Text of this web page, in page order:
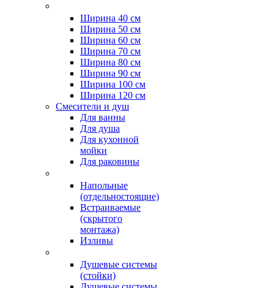
Ширина 40 см
Ширина 50 см
Ширина 60 см
Ширина 70 см
Ширина 80 см
Ширина 90 см
Ширина 100 см
Ширина 120 см
Смесители и душ
Для ванны
Для душа
Для кухонной
мойки
Для раковины
Напольные
(отдельностоящие)
Встраиваемые
(скрытого
монтажа)
Изливы
Душевые системы
(стойки)